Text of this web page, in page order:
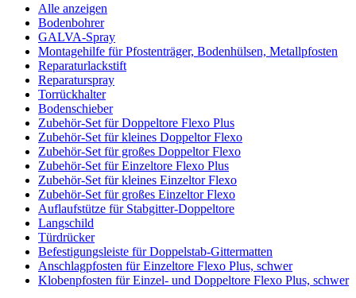
Alle anzeigen
Bodenbohrer
GALVA-Spray
Montagehilfe für Pfostenträger, Bodenhülsen, Metallpfosten
Reparaturlackstift
Reparaturspray
Torrückhalter
Bodenschieber
Zubehör-Set für Doppeltore Flexo Plus
Zubehör-Set für kleines Doppeltor Flexo
Zubehör-Set für großes Doppeltor Flexo
Zubehör-Set für Einzeltore Flexo Plus
Zubehör-Set für kleines Einzeltor Flexo
Zubehör-Set für großes Einzeltor Flexo
Auflaufstütze für Stabgitter-Doppeltore
Langschild
Türdrücker
Befestigungsleiste für Doppelstab-Gittermatten
Anschlagpfosten für Einzeltore Flexo Plus, schwer
Klobenpfosten für Einzel- und Doppeltore Flexo Plus, schwer